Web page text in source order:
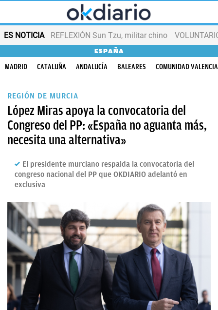
ES NOTICIA REFLEXIÓN Sun Tzu, militar chino
ESPAÑA
MADRID CATALUÑA ANDALUCÍA BALEARES COMUNIDAD
REGIÓN DE MURCIA
López Miras apoya la convocatoria del
Congreso del PP: «España no aguanta más,
necesita una alternativa»
El presidente murciano respalda la convocatoria del
congreso nacional del PP que OKDIARIO adelantó en
exclusiva